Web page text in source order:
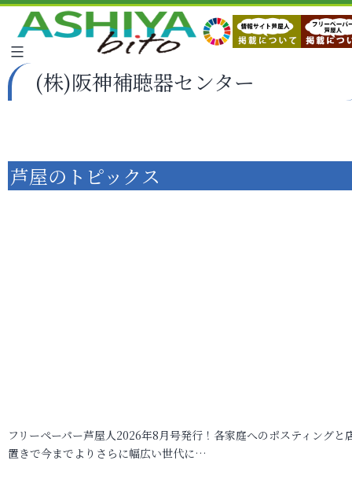
(株)阪神補聴器センター
芦屋のトピックス
フリーペーパー芦屋人2026年8月号発行！各家庭へのポスティングと
置きで今までよりさらに幅広い世代に…